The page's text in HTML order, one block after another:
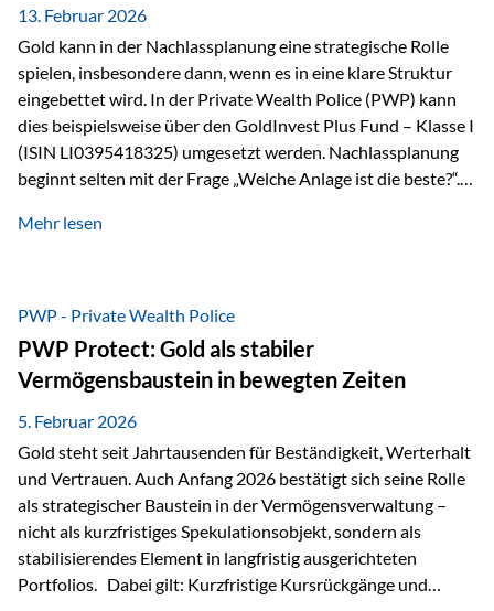
13. Februar 2026
Gold kann in der Nachlassplanung eine strategische Rolle
spielen, insbesondere dann, wenn es in eine klare Struktur
eingebettet wird. In der Private Wealth Police (PWP) kann
dies beispielsweise über den GoldInvest Plus Fund – Klasse I
(ISIN LI0395418325) umgesetzt werden. Nachlassplanung
beginnt selten mit der Frage „Welche Anlage ist die beste?“.
was bekommen – wann – und in welcher Struktur?Und vor
bei größeren Vermögen ist das entscheidend.
Mehr lesen
PWP - Private Wealth Police
PWP Protect: Gold als stabiler
Vermögensbaustein in bewegten Zeiten
5. Februar 2026
Gold steht seit Jahrtausenden für Beständigkeit, Werterhalt
und Vertrauen. Auch Anfang 2026 bestätigt sich seine Rolle
als strategischer Baustein in der Vermögensverwaltung –
nicht als kurzfristiges Spekulationsobjekt, sondern als
stabilisierendes Element in langfristig ausgerichteten
Portfolios. Dabei gilt: Kurzfristige Kursrückgänge und